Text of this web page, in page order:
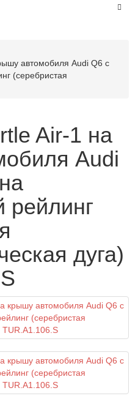
автомобиля Audi Q6 с
(серебристая
Air-1 на
Audi
рейлинг
дуга)